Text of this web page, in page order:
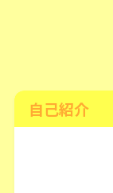
自己紹介